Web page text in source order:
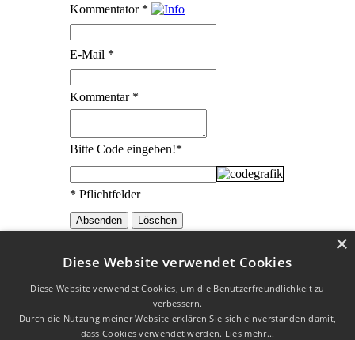
Kommentator *
E-Mail *
Kommentar *
Bitte Code eingeben!*
* Pflichtfelder
Die Erklärungen zu den Redewendungen wurden mit
Genehmigung vomRedensarten-Indexübernommen.
W3C CSS √| Letzte Aktualisierung am
22.02.2020
Diese Website verwendet Cookies
Diese Website verwendet Cookies, um die Benutzerfreundlichkeit zu
verbessern.
Durch die Nutzung meiner Website erklären Sie sich einverstanden damit,
dass Cookies verwendet werden. Lies mehr...
×